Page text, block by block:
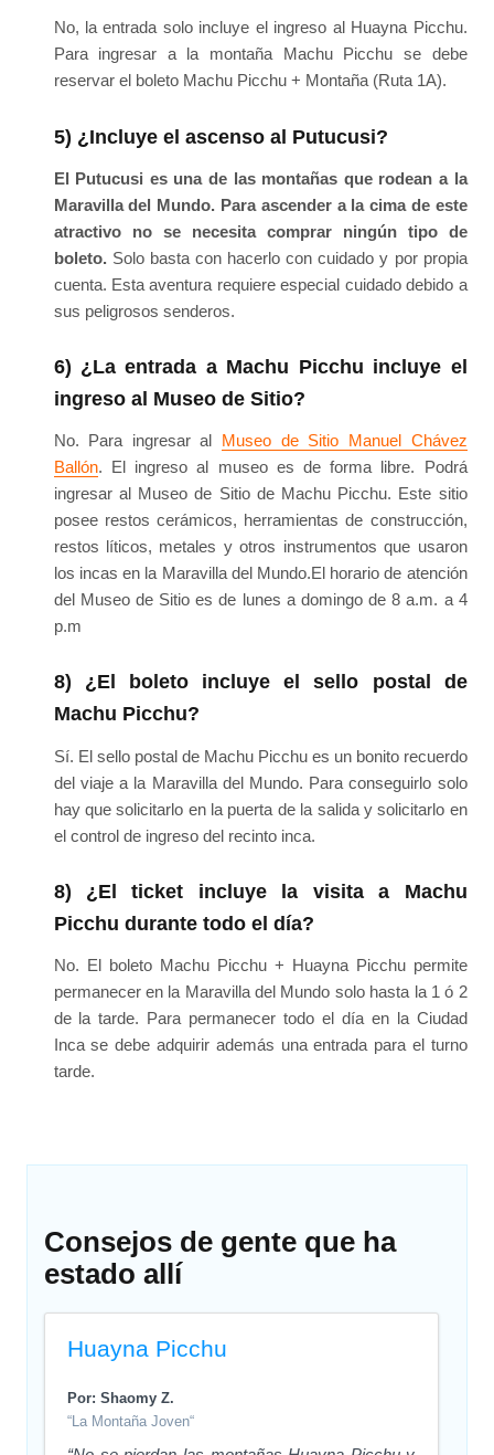
No, la entrada solo incluye el ingreso al Huayna Picchu.
Para ingresar a la montaña Machu Picchu se debe
reservar el boleto Machu Picchu + Montaña (Ruta 1A).
5) ¿Incluye el ascenso al Putucusi?
El Putucusi es una de las montañas que rodean a la
Maravilla del Mundo. Para ascender a la cima de este
atractivo no se necesita comprar ningún tipo de
boleto.Solo basta con hacerlo con cuidado y por propia
cuenta. Esta aventura requiere especial cuidado debido a
sus peligrosos senderos.
6) ¿La entrada a Machu Picchu incluye el
ingreso al Museo de Sitio?
No. Para ingresar al Museo de Sitio Manuel Chávez
Ballón. El ingreso al museo es de forma libre. Podrá
ingresar al Museo de Sitio de Machu Picchu. Este sitio
posee restos cerámicos, herramientas de construcción,
restos líticos, metales y otros instrumentos que usaron
los incas en la Maravilla del Mundo.El horario de atención
del Museo de Sitio es de lunes a domingo de 8 a.m. a 4
p.m
8) ¿El boleto incluye el sello postal de
Machu Picchu?
Sí. El sello postal de Machu Picchu es un bonito recuerdo
del viaje a la Maravilla del Mundo. Para conseguirlo solo
hay que solicitarlo en la puerta de la salida y solicitarlo en
el control de ingreso del recinto inca.
8) ¿El ticket incluye la visita a Machu
Picchu durante todo el día?
No. El boleto Machu Picchu + Huayna Picchu permite
permanecer en la Maravilla del Mundo solo hasta la 1 ó 2
de la tarde. Para permanecer todo el día en la Ciudad
Inca se debe adquirir además una entrada para el turno
tarde.
Consejos de gente que ha
estado allí
Huayna Picchu
Por: Shaomy Z.
“La Montaña Joven“